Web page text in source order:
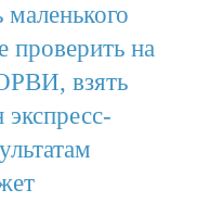
проверить на
взять